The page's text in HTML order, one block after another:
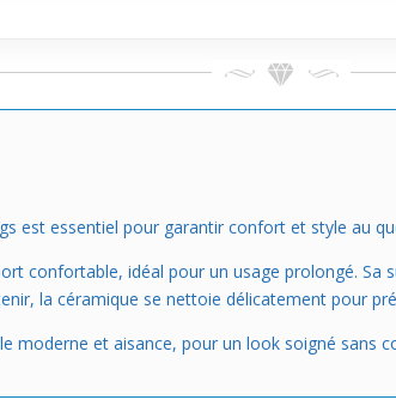
est essentiel pour garantir confort et style au
confortable, idéal pour un usage prolongé.
la céramique se nettoie délicatement pour
moderne et aisance, pour un look soigné sans